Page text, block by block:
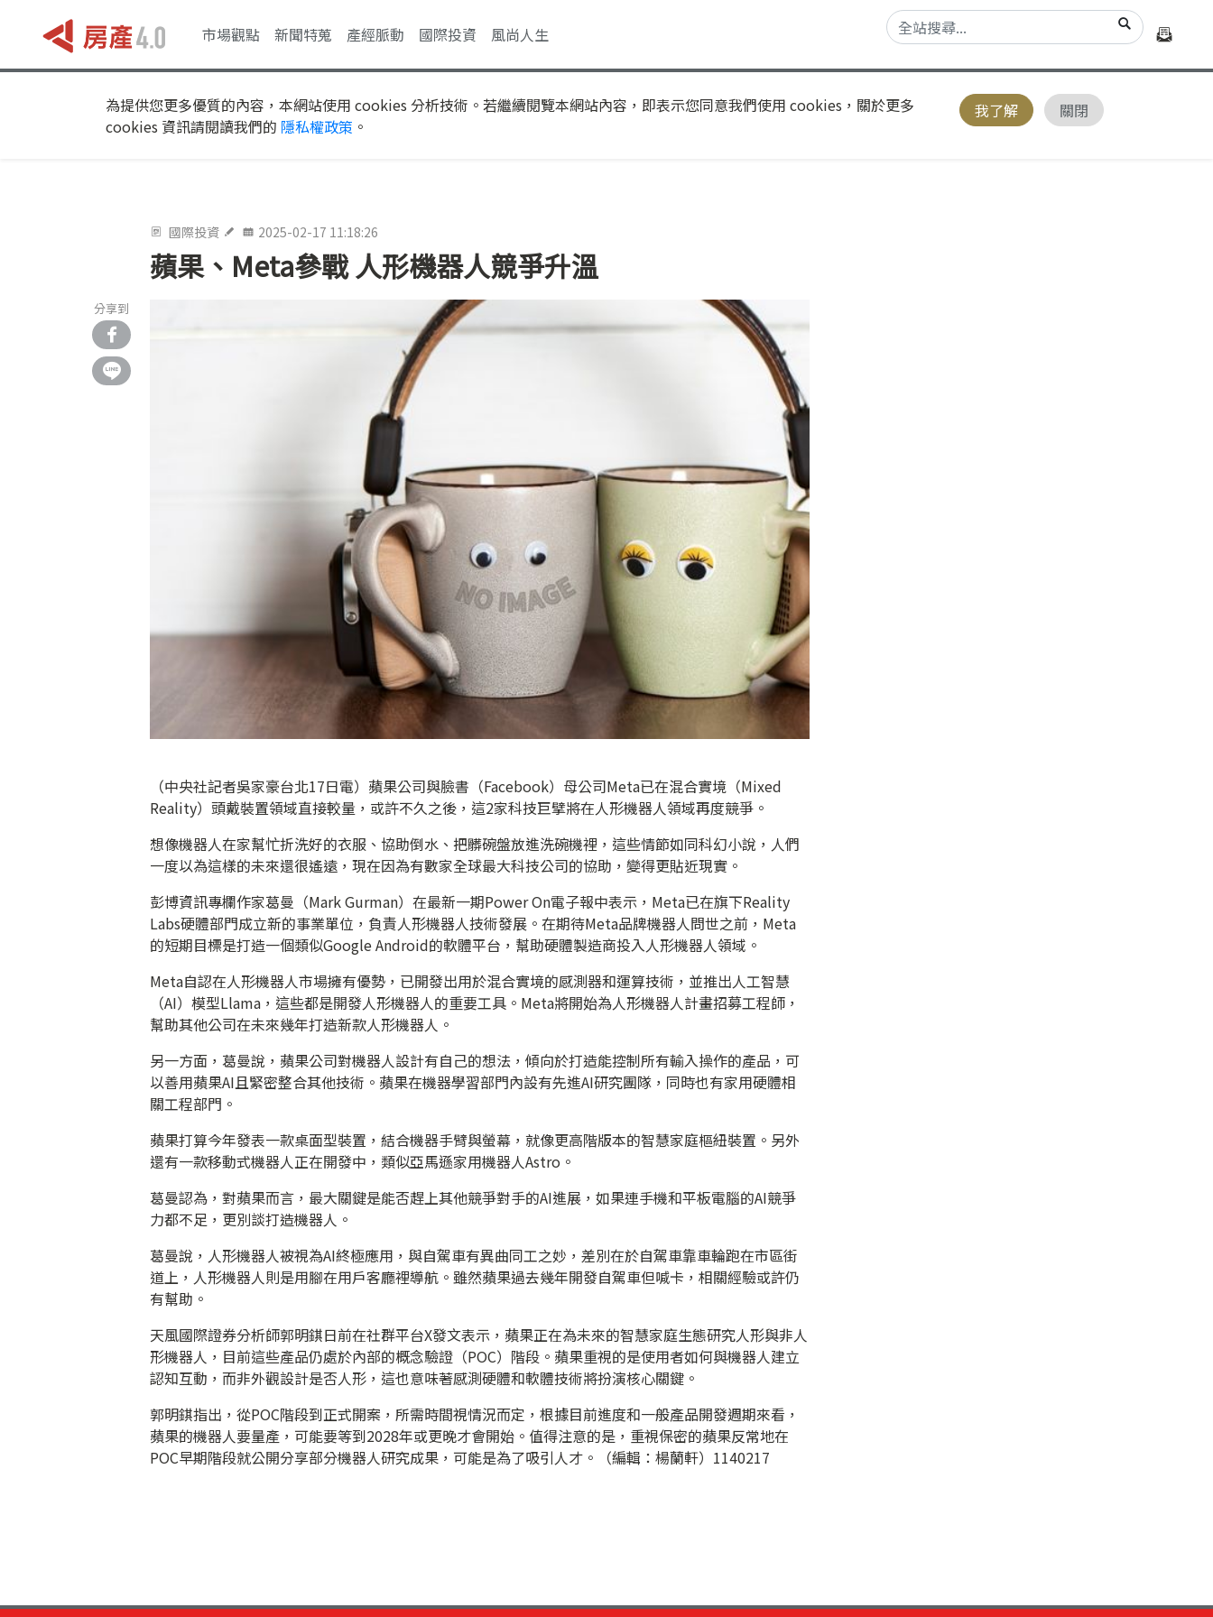
市場觀點 新聞特蒐 產經脈動 國際投資 風尚人生
為提供您更多優質的內容，本網站使用 cookies 分析技術。若繼續閱覽本網站內容，即表示您同意我們使用 cookies，關於更多
cookies 資訊請閱讀我們的 隱私權政策 。
我了解 關閉
國際投資 2025-02-17 11:18:26
蘋果、Meta參戰 人形機器人競爭升溫
分享到
（中央社記者吳家豪台北17日電）蘋果公司與臉書（Facebook）母公司Meta已在混合實境（Mixed
Reality）頭戴裝置領域直接較量，或許不久之後，這2家科技巨擘將在人形機器人領域再度競爭。
想像機器人在家幫忙折洗好的衣服、協助倒水、把髒碗盤放進洗碗機裡，這些情節如同科幻小說，人們
一度以為這樣的未來還很遙遠，現在因為有數家全球最大科技公司的協助，變得更貼近現實。
彭博資訊專欄作家葛曼（Mark Gurman）在最新一期Power On電子報中表示，Meta已在旗下Reality
Labs硬體部門成立新的事業單位，負責人形機器人技術發展。在期待Meta品牌機器人問世之前，Meta
的短期目標是打造一個類似Google Android的軟體平台，幫助硬體製造商投入人形機器人領域。
Meta自認在人形機器人市場擁有優勢，已開發出用於混合實境的感測器和運算技術，並推出人工智慧
（AI）模型Llama，這些都是開發人形機器人的重要工具。Meta將開始為人形機器人計畫招募工程師，
幫助其他公司在未來幾年打造新款人形機器人。
另一方面，葛曼說，蘋果公司對機器人設計有自己的想法，傾向於打造能控制所有輸入操作的產品，可
以善用蘋果AI且緊密整合其他技術。蘋果在機器學習部門內設有先進AI研究團隊，同時也有家用硬體相
關工程部門。
蘋果打算今年發表一款桌面型裝置，結合機器手臂與螢幕，就像更高階版本的智慧家庭樞紐裝置。另外
還有一款移動式機器人正在開發中，類似亞馬遜家用機器人Astro。
葛曼認為，對蘋果而言，最大關鍵是能否趕上其他競爭對手的AI進展，如果連手機和平板電腦的AI競爭
力都不足，更別談打造機器人。
葛曼說，人形機器人被視為AI終極應用，與自駕車有異曲同工之妙，差別在於自駕車靠車輪跑在市區街
道上，人形機器人則是用腳在用戶客廳裡導航。雖然蘋果過去幾年開發自駕車但喊卡，相關經驗或許仍
有幫助。
天風國際證券分析師郭明錤日前在社群平台X發文表示，蘋果正在為未來的智慧家庭生態研究人形與非人
形機器人，目前這些產品仍處於內部的概念驗證（POC）階段。蘋果重視的是使用者如何與機器人建立
認知互動，而非外觀設計是否人形，這也意味著感測硬體和軟體技術將扮演核心關鍵。
郭明錤指出，從POC階段到正式開案，所需時間視情況而定，根據目前進度和一般產品開發週期來看，
蘋果的機器人要量產，可能要等到2028年或更晚才會開始。值得注意的是，重視保密的蘋果反常地在
POC早期階段就公開分享部分機器人研究成果，可能是為了吸引人才。（編輯：楊蘭軒）1140217